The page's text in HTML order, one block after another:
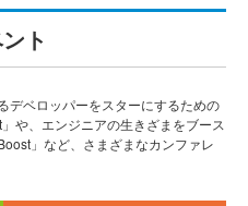
ト
デベロッパーをスターにするための
や、エンジニアの生きざまをブース
」など、さまざまなカンファレ